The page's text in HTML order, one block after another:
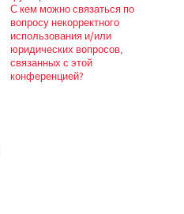
С кем можно связаться по
вопросу некорректного
использования и/или
юридических вопросов,
связанных с этой
конференцией?